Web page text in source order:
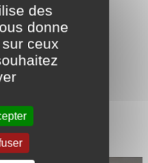
seront
la scène blues
des
donne
ceux